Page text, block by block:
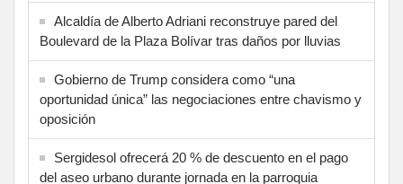
Alcaldía de Alberto Adriani reconstruye pared del
Boulevard de la Plaza Bolívar tras daños por lluvias
Gobierno de Trump considera como “una
oportunidad única” las negociaciones entre chavismo y
oposición
Sergidesol ofrecerá 20 % de descuento en el pago
del aseo urbano durante jornada en la parroquia